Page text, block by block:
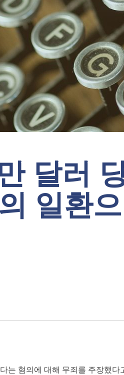
달러
일환
는 혐의에 대해 무죄를 주장했